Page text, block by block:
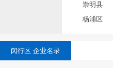
崇明县
杨浦区
闵行区 企业名录